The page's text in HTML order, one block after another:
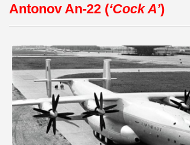
Antonov An-22 (‘Cock A’)